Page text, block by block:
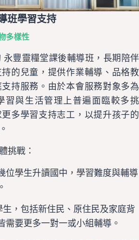
班學習支持
多樣性
永豐靈糧堂課後輔導班，長期陪伴
的兒童，提供作業輔導、品格教
持服務。由於本會服務對象多為
習與生活管理上普遍面臨較多挑
多學習支持志工，以提升孩子的
挑戰：
位學生升讀國中，學習難度與輔導
生，包括新住民、原住民及家庭背
需要更多一對一或小組輔導。